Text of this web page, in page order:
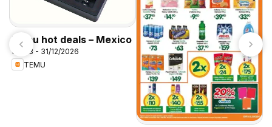
Temu hot deals – Mexico
06/08 - 31/12/2026
TEMU